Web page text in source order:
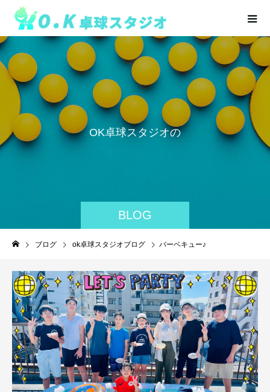
BLOG
卓球スタ ジ オの
活動を掲載
ブログ ok卓球スタジオブログ バーベキュー♪